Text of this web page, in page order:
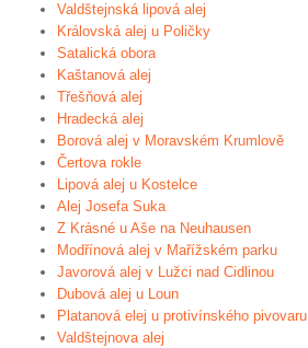
Valdštejnská lipová alej
Královská alej u Poličky
Satalická obora
Kaštanová alej
Třešňová alej
Hradecká alej
Borová alej v Moravském Krumlově
Čertova rokle
Lipová alej u Kostelce
Alej Josefa Suka
Z Krásné u Aše na Neuhausen
Modřínová alej v Mařížském parku
Javorová alej v Lužci nad Cidlinou
Dubová alej u Loun
Platanová elej u protivínského pivovaru
Valdštejnova alej